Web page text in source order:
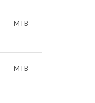
MTB
MTB